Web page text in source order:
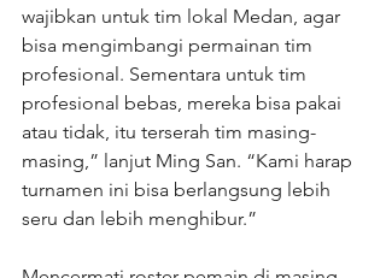
wajibkan untuk tim lokal Medan, agar
bisa mengimbangi permainan tim
profesional. Sementara untuk tim
profesional bebas, mereka bisa pakai
atau tidak, itu terserah tim masing-
masing,” lanjut Ming San. “Kami harap
turnamen ini bisa berlangsung lebih
seru dan lebih menghibur.”